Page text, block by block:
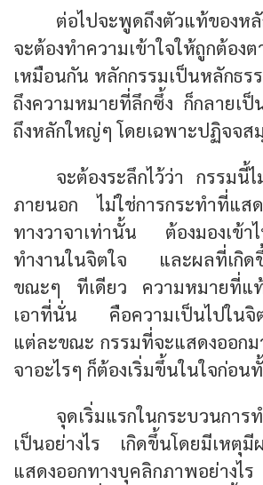
ต่อไปจะพูดถึงตัวแท้ของห
จะต้องทำความเข้าใจให้ถูกต้อง
เหมือนกัน หลักกรรมเป็นหลักธ
ถึงความหมายที่ลึกซึ้ง ก็กลายเป็น
ถึงหลักใหญ่ๆ โดยเฉพาะปฏิจจส
จะต้องระลึกไว้ว่า กรรมนี้ไ
ภายนอก ไม่ใช่การกระทำที่แสด
ทางวาจาเท่านั้น ต้องมองเข้าไ
ทำงานในจิตใจ และผลที่เกิด
ขณะๆ ทีเดียว ความหมายที่แท้
เอาที่นั่น คือความเป็นไปในจิ
แต่ละขณะ กรรมที่จะแสดงออกม
จาอะไรๆ ก็ต้องเริ่มขึ้นในใจก่อน
จุดเริ่มแรกในกระบวนการ
เป็นอย่างไร เกิดขึ้นโดยมีเหตุ
แสดงออกทางบุคลิกภาพอย่าง